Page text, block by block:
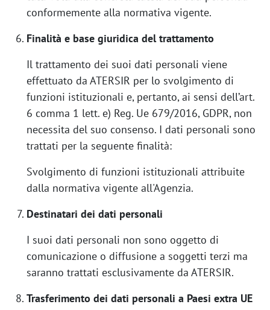
conformemente alla normativa vigente.
Finalità e base giuridica del trattamento
Il trattamento dei suoi dati personali viene
effettuato da ATERSIR per lo svolgimento di
funzioni istituzionali e, pertanto, ai sensi dell’art.
6 comma 1 lett. e) Reg. Ue 679/2016, GDPR, non
necessita del suo consenso. I dati personali sono
trattati per la seguente finalità:
Svolgimento di funzioni istituzionali attribuite
dalla normativa vigente all'Agenzia.
Destinatari dei dati personali
I suoi dati personali non sono oggetto di
comunicazione o diffusione a soggetti terzi ma
saranno trattati esclusivamente da ATERSIR.
Trasferimento dei dati personali a Paesi extra UE